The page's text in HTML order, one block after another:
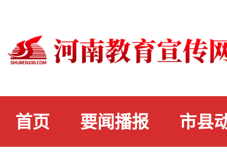
首页 要闻播报 市县